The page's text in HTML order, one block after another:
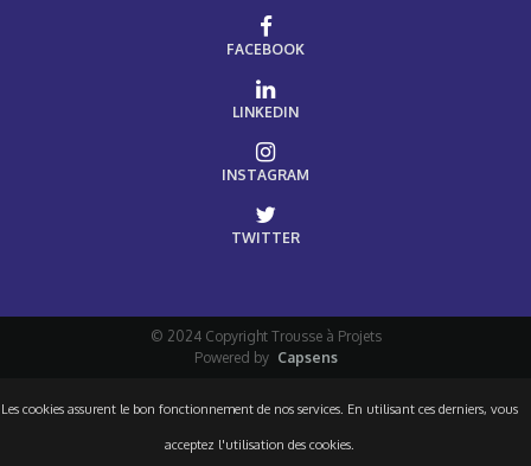
FACEBOOK
LINKEDIN
INSTAGRAM
TWITTER
© 2024 Copyright Trousse à Projets
Powered by Capsens
Les cookies assurent le bon fonctionnement de nos services. En utilisant ces derniers, vous
acceptez l'utilisation des cookies.